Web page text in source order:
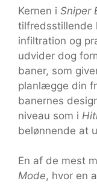
Kernen i Sniper
tilfredsstillende
infiltration og
udvider dog
baner, som
planlægge din
banernes
niveau som i
belønnende at
En af de mest
Mode, hvor en